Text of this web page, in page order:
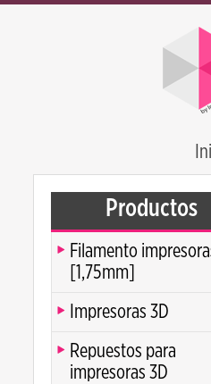
Productos
Filamento
[1,75mm]
Impresoras 3D
Repuestos para
impresoras 3D